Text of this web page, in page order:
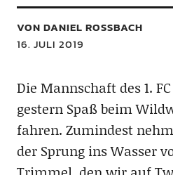
VON DANIEL ROSSBACH
16. JULI 2019
Die Mannschaft des 1.
gestern Spaß beim
fahren. Zumindest
der Sprung ins Wasser